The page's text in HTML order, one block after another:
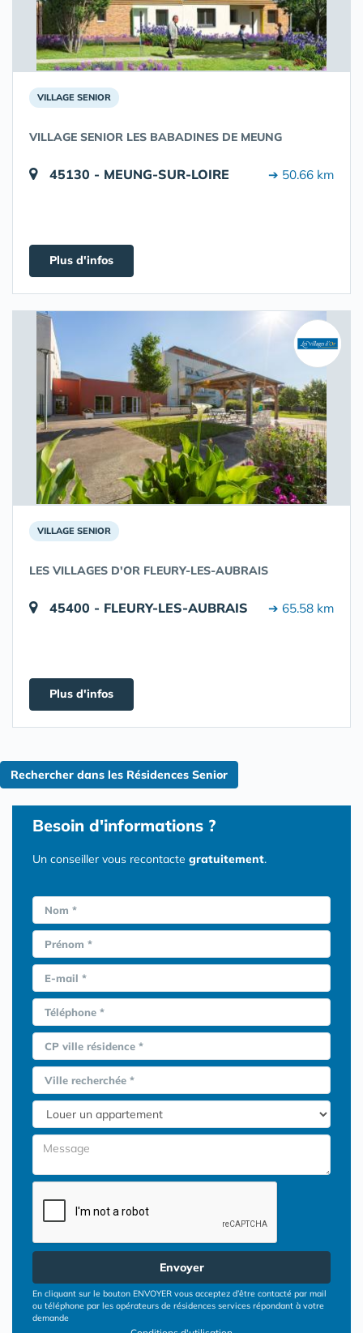
VILLAGE SENIOR
VILLAGE SENIOR LES BABADINES DE MEUNG
45130 - MEUNG-SUR-LOIRE ➔ 50.66 km
Plus d'infos
VILLAGE SENIOR
LES VILLAGES D'OR FLEURY-LES-AUBRAIS
45400 - FLEURY-LES-AUBRAIS ➔ 65.58 km
Plus d'infos
Rechercher dans les Résidences Senior
Besoin d'informations ?
Un conseiller vous recontacte gratuitement.
Nom *
Prénom *
E-mail *
Téléphone *
CP ville résidence *
Ville recherchée *
Envoyer
En cliquant sur le bouton ENVOYER vous acceptez d’être contacté par mail
ou téléphone par les opérateurs de résidences services répondant à votre
demande